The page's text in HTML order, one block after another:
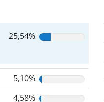
25,54%
5,10%
4,58%